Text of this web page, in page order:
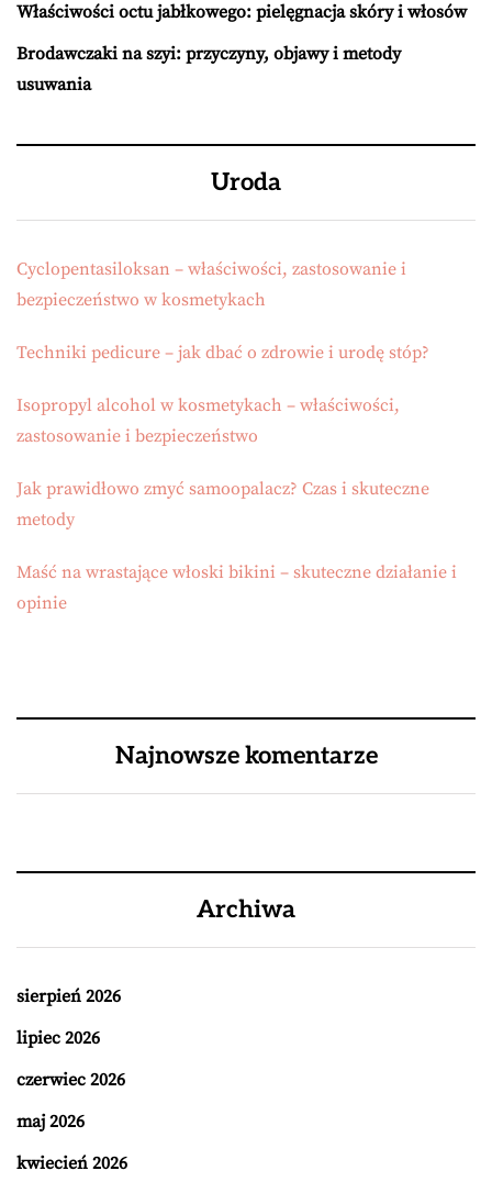
Właściwości octu jabłkowego: pielęgnacja skóry i włosów
Brodawczaki na szyi: przyczyny, objawy i metody
usuwania
Uroda
Cyclopentasiloksan – właściwości, zastosowanie i
bezpieczeństwo w kosmetykach
Techniki pedicure – jak dbać o zdrowie i urodę stóp?
Isopropyl alcohol w kosmetykach – właściwości,
zastosowanie i bezpieczeństwo
Jak prawidłowo zmyć samoopalacz? Czas i skuteczne
metody
Maść na wrastające włoski bikini – skuteczne działanie i
opinie
Najnowsze komentarze
Archiwa
sierpień 2026
lipiec 2026
czerwiec 2026
maj 2026
kwiecień 2026